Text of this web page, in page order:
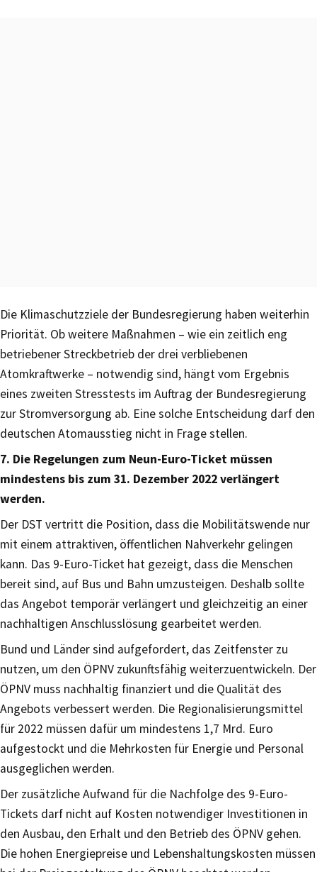
Die Klimaschutzziele der Bundesregierung haben weiterhin
Priorität. Ob weitere Maßnahmen – wie ein zeitlich eng
betriebener Streckbetrieb der drei verbliebenen
Atomkraftwerke – notwendig sind, hängt vom Ergebnis
eines zweiten Stresstests im Auftrag der Bundesregierung
zur Stromversorgung ab. Eine solche Entscheidung darf den
deutschen Atomausstieg nicht in Frage stellen.
7. Die Regelungen zum Neun-Euro-Ticket müssen
mindestens bis zum 31. Dezember 2022 verlängert
werden.
Der DST vertritt die Position, dass die Mobilitätswende nur
mit einem attraktiven, öffentlichen Nahverkehr gelingen
kann. Das 9-Euro-Ticket hat gezeigt, dass die Menschen
bereit sind, auf Bus und Bahn umzusteigen. Deshalb sollte
das Angebot temporär verlängert und gleichzeitig an einer
nachhaltigen Anschlusslösung gearbeitet werden.
Bund und Länder sind aufgefordert, das Zeitfenster zu
nutzen, um den ÖPNV zukunftsfähig weiterzuentwickeln. Der
ÖPNV muss nachhaltig finanziert und die Qualität des
Angebots verbessert werden. Die Regionalisierungsmittel
für 2022 müssen dafür um mindestens 1,7 Mrd. Euro
aufgestockt und die Mehrkosten für Energie und Personal
ausgeglichen werden.
Der zusätzliche Aufwand für die Nachfolge des 9-Euro-
Tickets darf nicht auf Kosten notwendiger Investitionen in
den Ausbau, den Erhalt und den Betrieb des ÖPNV gehen.
Die hohen Energiepreise und Lebenshaltungskosten müssen